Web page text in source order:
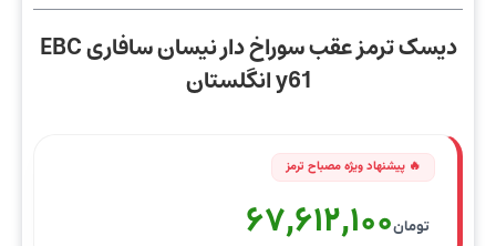
دیسک ترمز عقب سوراخ دار نیسان سافاری EBC
y61 انگلستان
تومان67,612,100